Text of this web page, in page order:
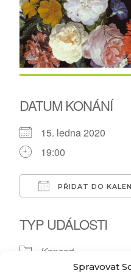
Spravovat
DATUM KONÁNÍ
15. ledna 2020
19:00
PŘIDAT DO
TYP UDÁLOSTI
Koncert